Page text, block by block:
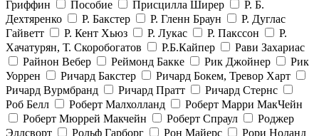
Гриффин
Пособие Присцилла Ширер
Р. Б.
Дехтяренко
Р. Бакстер Р. Гленн Браун
Р. Дуглас
Гайветт
Р. Кент Хьюз Р. Лукас Р. Пакссон
Р.
Хачатурян, Т. Скоробогатов
Р.Б.Кайпер
Рави Захариас
Райнон Вебер
Реймонд Бакке Рик Джойнер
Рик
Уоррен
Ричард Бакстер
Ричард Бокем, Тревор Харт
Ричард Вурмбранд
Ричард Пратт
Ричард Стернс
Роб Белл
Роберт Малхолланд
Роберт Марри МакЧейн
Роберт Мюррей Макчейн
Роберт Спраул
Роджер
Эллсворт
Рольф Гарборг Рон Майерс
Рори Ноланд